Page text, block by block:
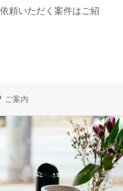
頼いただく案件はご紹
労士
タ
ご案内